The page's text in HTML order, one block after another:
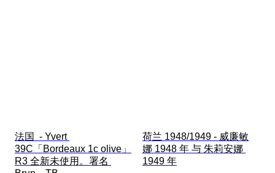
法国  - Yvert
39C「Bordeaux 1c olive」
R3 全新未使用。署名
荷兰 1948/1949 - 威廉敏
娜 1948 年 与 朱莉安娜
1949 年